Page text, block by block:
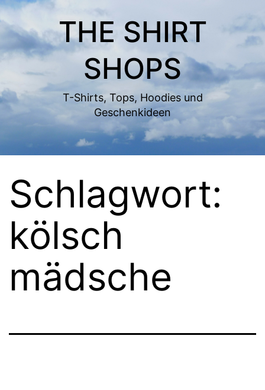
Zum
Inhalt
springen
THE SHIRT
SHOPS
T-Shirts, Tops, Hoodies und
Geschenkideen
Schlagwort:
kölsch
mädsche